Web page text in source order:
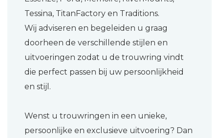
Tessina, TitanFactory en Traditions.
Wij adviseren en begeleiden u graag
doorheen de verschillende stijlen en
uitvoeringen zodat u de trouwring vindt
die perfect passen bij uw persoonlijkheid
en stijl.
Wenst u trouwringen in een unieke,
persoonlijke en exclusieve uitvoering? Dan